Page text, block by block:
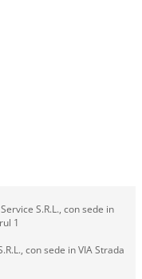
S.R.L., con sede in
1
con sede in VIA Strada